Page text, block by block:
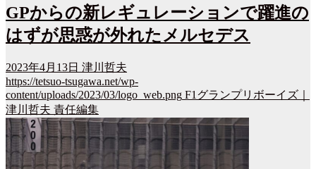
GPからの新レギュレーションで躍進の
はずが思惑が外れたメルセデス
2023年4月13日 津川哲夫
https://tetsuo-tsugawa.net/wp-
content/uploads/2023/03/logo_web.png F1グランプリボーイズ｜
津川哲夫 責任編集